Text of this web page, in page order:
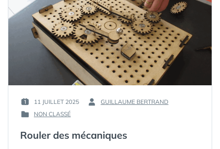
PUBLIÉ
LE :
11 JUILLET 2025
PAR :
GUILLAUME BERTRAND
PUBLIÉ
NON CLASSÉ
Rouler des mécaniques